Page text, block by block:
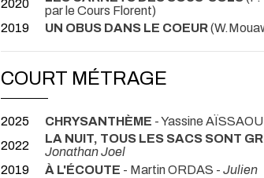
2020
par le Cours Florent)
2019
UN OBUS DANS LE COEUR
COURT MÉTRAGE
2025 CHRYSANTHÈME - Yassine
2022
LA NUIT, TOUS LES SACS SONT
Jonathan Joel
2019
À L'ÉCOUTE - Martin ORDAS - Julien